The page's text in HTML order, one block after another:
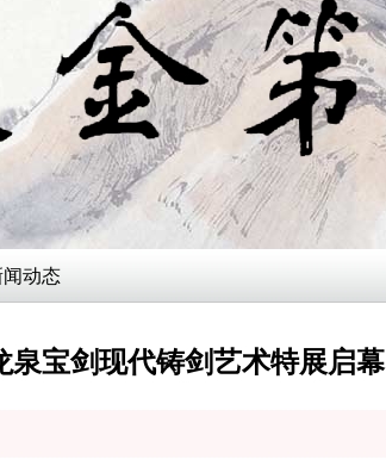
闻动态
泉宝剑现代铸剑艺术特展启幕